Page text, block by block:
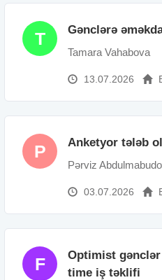
T Gənclərə
Tamara Vahabova
13.07.2026
P Anketyor tələb
Pərviz
03.07.2026
F
Optimist
time iş təklifi